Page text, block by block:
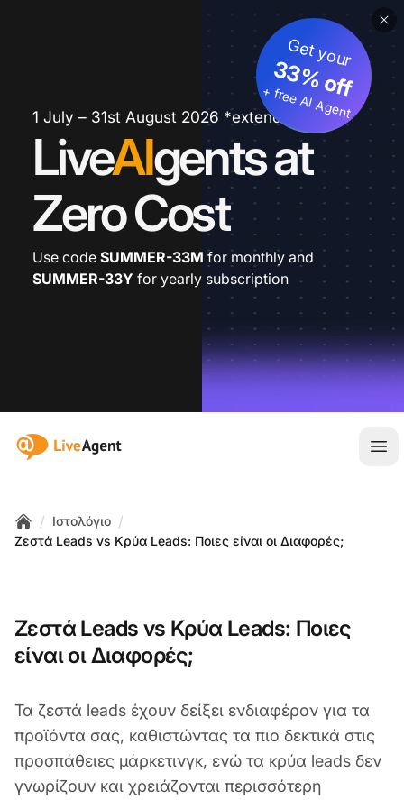
1 July – 31st August 2026 *extended
LiveAIgents at
Zero Cost
Get your
33% off
+ free AI Agent
Use code SUMMER-33M for monthly and
SUMMER-33Y for yearly subscription
:site.title
Home
/ Ιστολόγιο /
Ζεστά Leads vs Κρύα Leads: Ποιες είναι οι Διαφορές;
Ζεστά Leads vs Κρύα Leads: Ποιες
είναι οι Διαφορές;
Τα ζεστά leads έχουν δείξει ενδιαφέρον για τα
προϊόντα σας, καθιστώντας τα πιο δεκτικά στις
προσπάθειες μάρκετινγκ, ενώ τα κρύα leads δεν
γνωρίζουν και χρειάζονται περισσότερη